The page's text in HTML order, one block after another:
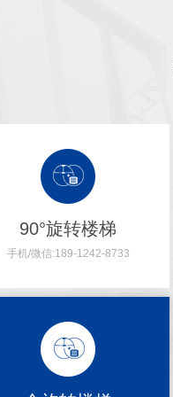
90°旋转楼梯
手机/微信:189-1242-8733